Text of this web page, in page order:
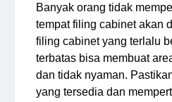
Banyak orang tidak
tempat filing cabinet akan
filing cabinet yang terlalu
terbatas bisa membuat
dan tidak nyaman.
yang tersedia dan